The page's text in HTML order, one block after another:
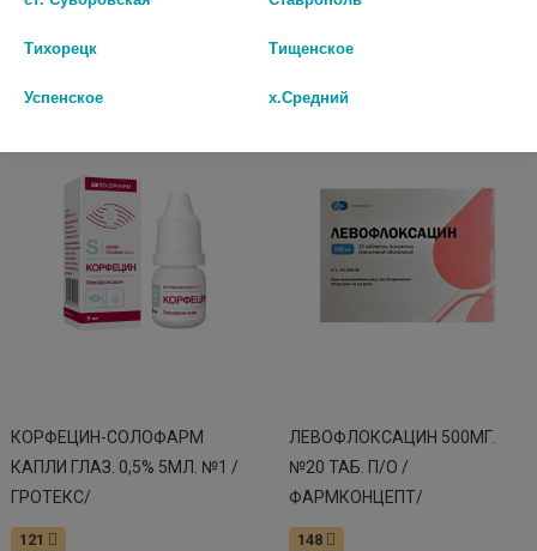
84
В КОРЗИНУ
93
КОРФЕЦИН-СОЛОФАРМ
КАПЛИ ГЛАЗ. 0,5% 5МЛ. №1 /
ГРОТЕКС/
121
ЛЕВОФЛОКСАЦИН 500МГ.
№20 ТАБ. П/О /
ФАРМКОНЦЕПТ/
148
Тихорецк Тищенское
Успенское х.Средний